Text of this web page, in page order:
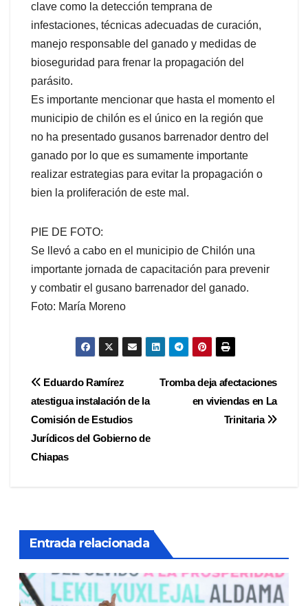
clave como la detección temprana de
infestaciones, técnicas adecuadas de curación,
manejo responsable del ganado y medidas de
bioseguridad para frenar la propagación del
parásito.
Es importante mencionar que hasta el momento el
municipio de chilón es el único en la región que
no ha presentado gusanos barrenador dentro del
ganado por lo que es sumamente importante
realizar estrategias para evitar la propagación o
bien la proliferación de este mal.
PIE DE FOTO:
Se llevó a cabo en el municipio de Chilón una
importante jornada de capacitación para prevenir
y combatir el gusano barrenador del ganado.
Foto: María Moreno
Navegación
de
entradas
Tromba deja afectaciones
en viviendas en La
Trinitaria
Eduardo Ramírez
atestigua instalación de la
Comisión de Estudios
Jurídicos del Gobierno de
Chiapas
Entrada relacionada